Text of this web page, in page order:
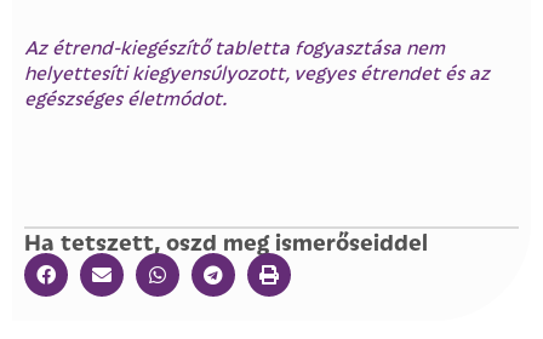
Az étrend-kiegészítő tabletta fogyasztása nem
helyettesíti kiegyensúlyozott, vegyes étrendet és az
egészséges életmódot.
Ha tetszett, oszd meg ismerőseiddel